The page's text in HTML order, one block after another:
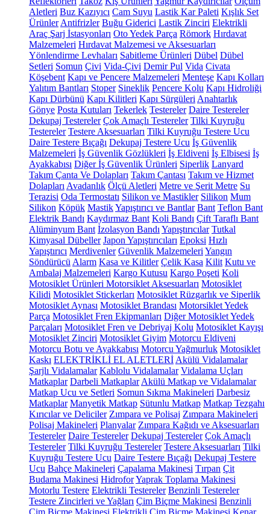
Aletleri Buz Kazıyıcı Cam Suyu Lastik Kar Paleti Kışlık Set
Ürünler Antifrizler Buğu Giderici Lastik Zinciri Elektrikli
Araç Şarj İstasyonları Oto Yedek Parça Römork Hırdavat
Malzemeleri Hırdavat Malzemesi ve Aksesuarları
Yönlendirme Levhaları Sabitleme Ürünleri Dübel Dübel
Setleri Somun Çivi Vida-Çivi Demir Pul Vida Civata
Köşebent Kapı ve Pencere Malzemeleri Menteşe Kapı Kolları
Yalıtım Bantları Stoper Sineklik Pencere Kolu Kapı Hidroliği
Kapı Dürbünü Kapı Kilitleri Kapı Sürgüleri Anahtarlık
Gönye Posta Kutuları Tekerlek Testereler Daire Testereler
Dekupaj Testereler Çok Amaçlı Testereler Tilki Kuyruğu
Testereler Testere Aksesuarları Tilki Kuyruğu Testere Ucu
Daire Testere Bıçağı Dekupaj Testere Ucu İş Güvenlik
Malzemeleri İş Güvenlik Gözlükleri İş Eldiveni İş Elbisesi İş
Ayakkabısı Diğer İş Güvenlik Ürünleri Siperlik Lanyard
Takım Çanta Ve Dolapları Takım Çantası Takım ve Hizmet
Dolapları Avadanlık Ölçü Aletleri Metre ve Şerit Metre Su
Terazisi Oda Termostatı Silikon ve Mastikler Silikon Mum
Silikon Köpük MastikYapıştırıcı ve Bantlar Bant Teflon Bant
Elektrik Bandı Kaydırmaz Bant Koli Bandı Çift Taraflı Bant
Alüminyum Bant İzolasyon Bandı Yapıştırıcılar Tutkal
Kimyasal Dübeller Japon Yapıştırıcıları Epoksi Hızlı
Yapıştırıcı Merdivenler Güvenlik Malzemeleri Yangın
Söndürücü Alarm Kasa ve Kilitler Çelik Kasa Kilit Kutu ve
Ambalaj Malzemeleri Kargo Kutusu Kargo Poşeti Koli
Motosiklet Ürünleri Motorsiklet Aksesuarları Motosiklet
Kilidi Motosiklet Stickerları Motosiklet Rüzgarlık ve Siperlik
Motosiklet Aynası Motosiklet Brandası Motorsiklet Yedek
Parça Motosiklet Fren Ekipmanları Diğer Motosiklet Yedek
Parçaları Motosiklet Fren ve Debriyaj Kolu Motosiklet Kayışı
Motosiklet Zinciri Motosiklet Giyim Motorcu Eldiveni
Motorcu Botu ve Ayakkabısı Motorcu Yağmurluk Motosiklet
Kaskı ELEKTRİKLİ EL ALETLERİ Akülü Vidalamalar
Şarjlı Vidalamalar Kablolu Vidalamalar Vidalama Uçları
Matkaplar Darbeli Matkaplar Akülü Matkap ve Vidalamalar
Matkap Ucu ve Setleri Somun Sıkma Makineleri Darbesiz
Matkaplar Manyetik Matkap Sütunlu Matkap Matkap Tezgahı
Kırıcılar ve Deliciler Zımpara ve Polisaj Zımpara Makineleri
Polisaj Makineleri Planyalar Zımpara Kağıdı ve Aksesuarları
Testereler Daire Testereler Dekupaj Testereler Çok Amaçlı
Testereler Tilki Kuyruğu Testereler Testere Aksesuarları Tilki
Kuyruğu Testere Ucu Daire Testere Bıçağı Dekupaj Testere
Ucu Bahçe Makineleri Çapalama Makinesi Tırpan Çit
Budama Makinesi HidroforYaprak Toplama Makinesi
Motorlu Testere Elektrikli Testereler Benzinli Testereler
Testere Zincirleri ve Yağları Çim Biçme Makinesi Benzinli
Çim Biçme Makinesi Elektrikli Çim Biçme Makinesi Kenar